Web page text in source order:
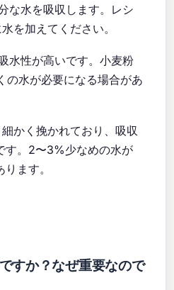
な水を吸収します。レシ
を加えてください。
水性が高いです。小麦粉
の水が必要になる場合があ
細かく挽かれており、吸収
す。2〜3%少なめの水が
ます。
すか？なぜ重要なので